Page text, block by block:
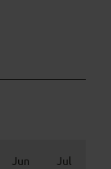
Jun Jul